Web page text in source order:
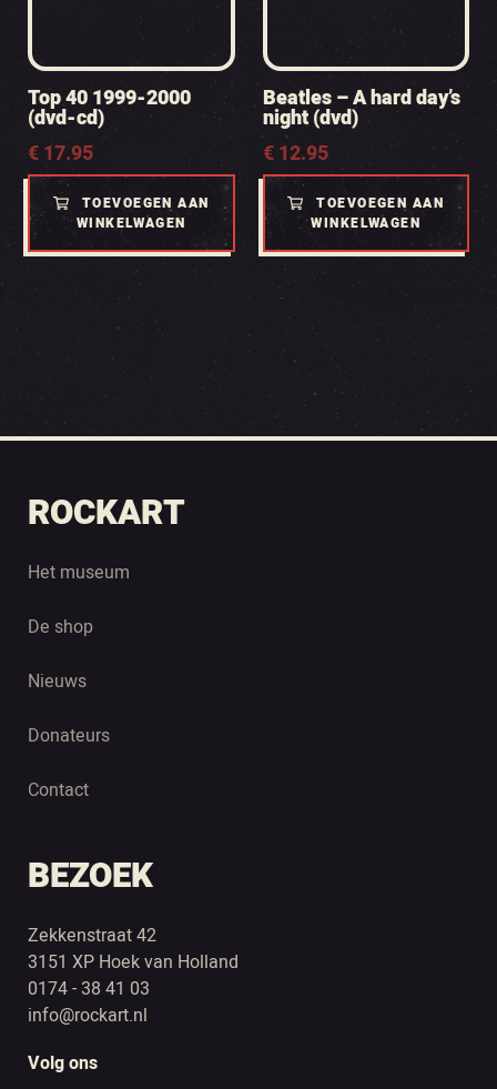
Top 40 1999-2000
(dvd-cd)
€17.95
TOEVOEGEN AAN
WINKELWAGEN
Beatles – A hard day’s
night (dvd)
€12.95
TOEVOEGEN AAN
WINKELWAGEN
ROCKART
Het museum
De shop
Nieuws
Donateurs
Contact
BEZOEK
Zekkenstraat 42
3151 XP Hoek van Holland
0174 - 38 41 03
info@rockart.nl
Volg ons